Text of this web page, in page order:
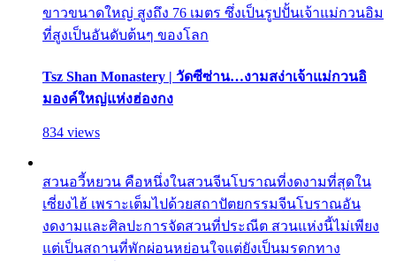
ขาวขนาดใหญ่ สูงถึง 76 เมตร ซึ่งเป็นรูปปั้นเจ้าแม่กวนอิม
ที่สูงเป็นอันดับต้นๆ ของโลก
Tsz Shan Monastery | วัดซีซ่าน…งามสง่าเจ้าแม่กวนอิ
มองค์ใหญ่แห่งฮ่องกง
834 views
สวนอวี้หยวน คือหนึ่งในสวนจีนโบราณที่งดงามที่สุดใน
เซี่ยงไฮ้ เพราะเต็มไปด้วยสถาปัตยกรรมจีนโบราณอัน
งดงามและศิลปะการจัดสวนที่ประณีต สวนแห่งนี้ไม่เพียง
แต่เป็นสถานที่พักผ่อนหย่อนใจแต่ยังเป็นมรดกทาง